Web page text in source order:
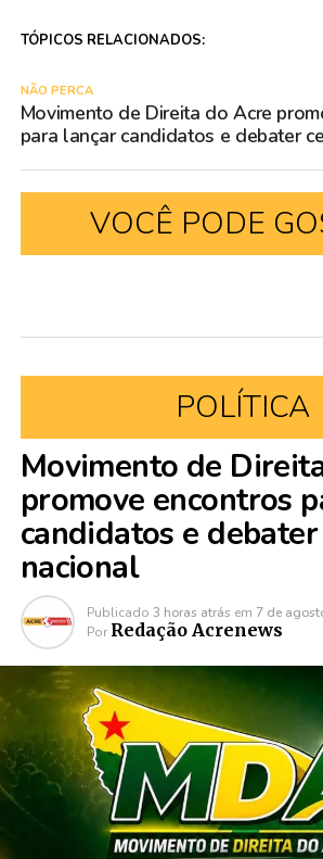
TÓPICOS RELACIONADOS:
NÃO PERCA
Movimento de Direita do Acre
para lançar candidatos e debater
VOCÊ PODE
POLÍTICA
Movimento de
promove encontros
candidatos e
nacional
Publicado 3 horas atrás em 7 de
Por Redação Acrenews